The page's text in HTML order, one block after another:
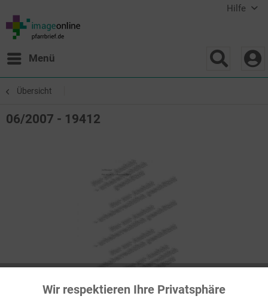
Hilfe
Menü
Übersicht
06/2007 - 19412
Funktionale Aktiv
Wir respektieren Ihre Privatsphäre